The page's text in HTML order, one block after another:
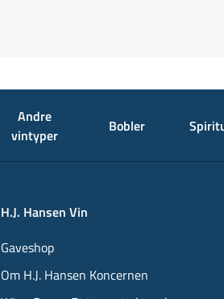
Andre
vintyper
Bobler
H.J. Hansen Vin
Gaveshop
Om H.J. Hansen Koncernen